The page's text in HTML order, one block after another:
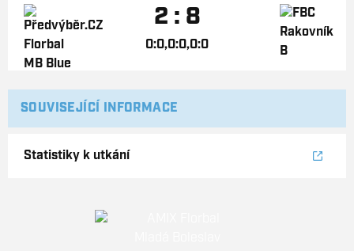
2 : 8
0:0,0:0,0:0
SOUVISEJÍCÍ INFORMACE
Statistiky k utkání